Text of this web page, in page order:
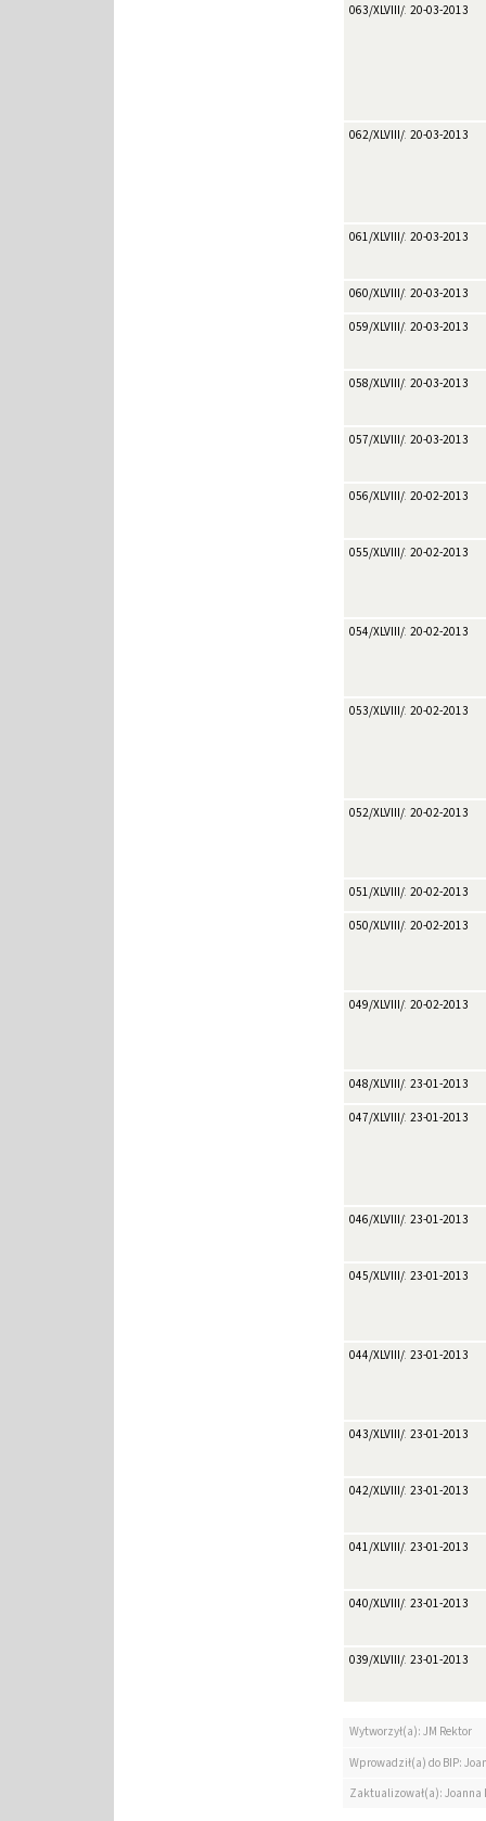
063/XLVIII/201320-03-2013
062/XLVIII/201320-03-2013
061/XLVIII/201320-03-2013
060/XLVIII/201320-03-2013
059/XLVIII/201320-03-2013
058/XLVIII/201320-03-2013
057/XLVIII/201320-03-2013
056/XLVIII/201320-02-2013
055/XLVIII/201320-02-2013
054/XLVIII/201320-02-2013
053/XLVIII/201320-02-2013
052/XLVIII/201320-02-2013
051/XLVIII/201320-02-2013
050/XLVIII/201320-02-2013
049/XLVIII/201320-02-2013
048/XLVIII/201323-01-2013
047/XLVIII/201323-01-2013
046/XLVIII/201323-01-2013
045/XLVIII/201323-01-2013
044/XLVIII/201323-01-2013
043/XLVIII/201323-01-2013
042/XLVIII/201323-01-2013
041/XLVIII/201323-01-2013
040/XLVIII/201323-01-2013
039/XLVIII/201323-01-2013
Wytworzył(a): JM Rektor
Wprowadził(a) do BIP:
Zaktualizował(a):